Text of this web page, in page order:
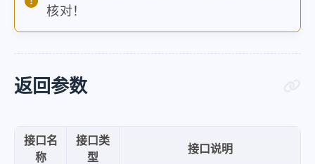
核对！
返回参数
接口名
称
接口类
型
接口说明